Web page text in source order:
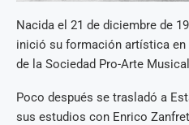
Nacida el 21 de diciembre de
inició su formación artística en
de la Sociedad Pro-Arte
Poco después se trasladó a
sus estudios con Enrico